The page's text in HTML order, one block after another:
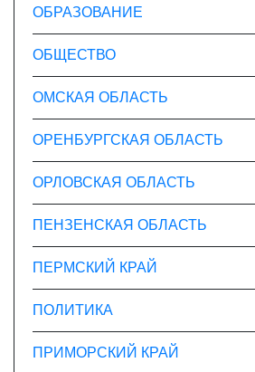
ОБРАЗОВАНИЕ
ОБЩЕСТВО
ОМСКАЯ ОБЛАСТЬ
ОРЕНБУРГСКАЯ ОБЛАСТЬ
ОРЛОВСКАЯ ОБЛАСТЬ
ПЕНЗЕНСКАЯ ОБЛАСТЬ
ПЕРМСКИЙ КРАЙ
ПОЛИТИКА
ПРИМОРСКИЙ КРАЙ